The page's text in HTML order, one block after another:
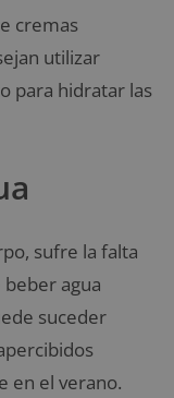
cremas
utilizar
para hidratar las
sufre la falta
agua
suceder
en el verano.